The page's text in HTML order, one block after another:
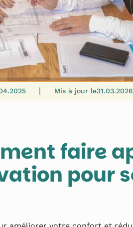
| Mis à jour le31.03.2026
faire
pour